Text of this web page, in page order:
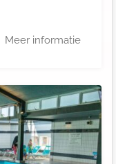
Meer informatie